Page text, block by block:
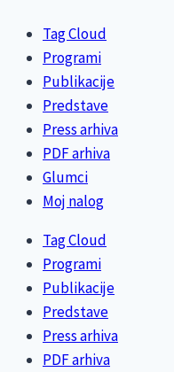
Tag Cloud
Programi
Publikacije
Predstave
Press arhiva
PDF arhiva
Glumci
Moj nalog
Tag Cloud
Programi
Publikacije
Predstave
Press arhiva
PDF arhiva